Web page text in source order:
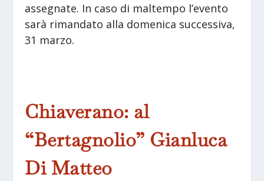
assegnate. In caso di maltempo l’evento
sarà rimandato alla domenica successiva,
31 marzo.
Chiaverano: al
“Bertagnolio” Gianluca
Di Matteo